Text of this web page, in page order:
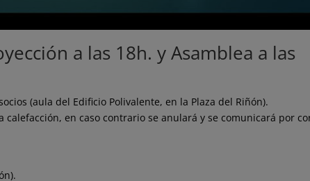
a las 18h. y Asamblea a las
(aula del Edificio Polivalente, en la Plaza del Riñón).
calefacción, en caso contrario se anulará y se comunicará por